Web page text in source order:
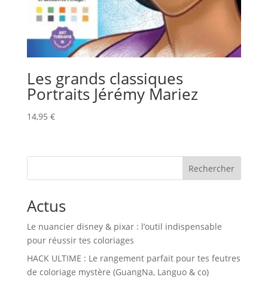
Les grands classiques
Portraits Jérémy Mariez
14,95 €
Rechercher
Actus
Le nuancier disney & pixar : l’outil indispensable
pour réussir tes coloriages
HACK ULTIME : Le rangement parfait pour tes feutres
de coloriage mystère (GuangNa, Languo & co)